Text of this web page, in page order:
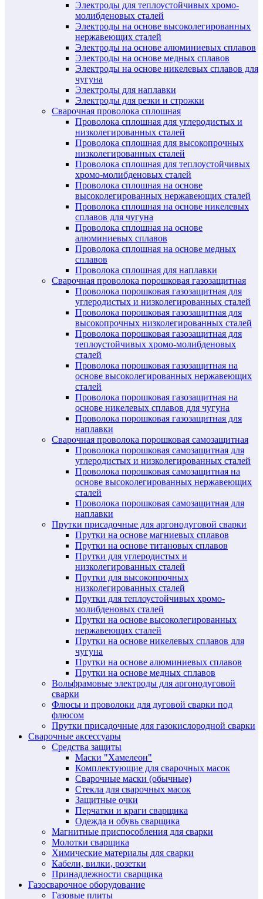
Электроды для теплоустойчивых хромо-
молибденовых сталей
Электроды на основе высоколегированных
нержавеющих сталей
Электроды на основе алюминиевых сплавов
Электроды на основе медных сплавов
Электроды на основе никелевых сплавов для
чугуна
Электроды для наплавки
Электроды для резки и строжки
Сварочная проволока сплошная
Проволока сплошная для углеродистых и
низколегированных сталей
Проволока сплошная для высокопрочных
низколегированных сталей
Проволока сплошная для теплоустойчивых
хромо-молибденовых сталей
Проволока сплошная на основе
высоколегированных нержавеющих сталей
Проволока сплошная на основе никелевых
сплавов для чугуна
Проволока сплошная на основе
алюминиевых сплавов
Проволока сплошная на основе медных
сплавов
Проволока сплошная для наплавки
Сварочная проволока порошковая газозащитная
Проволока порошковая газозащитная для
углеродистых и низколегированных сталей
Проволока порошковая газозащитная для
высокопрочных низколегированных сталей
Проволока порошковая газозащитная для
теплоустойчивых хромо-молибденовых
сталей
Проволока порошковая газозащитная на
основе высоколегированных нержавеющих
сталей
Проволока порошковая газозащитная на
основе никелевых сплавов для чугуна
Проволока порошковая газозащитная для
наплавки
Сварочная проволока порошковая самозащитная
Проволока порошковая самозащитная для
углеродистых и низколегированных сталей
Проволока порошковая самозащитная на
основе высоколегированных нержавеющих
сталей
Проволока порошковая самозащитная для
наплавки
Прутки присадочные для аргонодуговой сварки
Прутки на основе магниевых сплавов
Прутки на основе титановых сплавов
Прутки для углеродистых и
низколегированных сталей
Прутки для высокопрочных
низколегированных сталей
Прутки для теплоустойчивых хромо-
молибденовых сталей
Прутки на основе высоколегированных
нержавеющих сталей
Прутки на основе никелевых сплавов для
чугуна
Прутки на основе алюминиевых сплавов
Прутки на основе медных сплавов
Вольфрамовые электроды для аргонодуговой
сварки
Флюсы и проволоки для дуговой сварки под
флюсом
Прутки присадочные для газокислородной сварки
Сварочные аксессуары
Средства защиты
Маски "Хамелеон"
Комплектующие для сварочных масок
Сварочные маски (обычные)
Стекла для сварочных масок
Защитные очки
Перчатки и краги сварщика
Одежда и обувь сварщика
Магнитные приспособления для сварки
Молотки сварщика
Химические материалы для сварки
Кабели, вилки, розетки
Принадлежности сварщика
Газосварочное оборудование
Газовые плиты